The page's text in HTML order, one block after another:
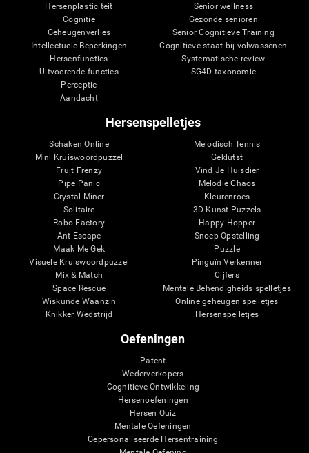
Hersenplasticiteit
Cognitie
Geheugenverlies
Intellectuele Beperkingen
Hersenfuncties
Uitvoerende functies
Perceptie
Aandacht
Senior wellness
Gezonde senioren
Senior Cognitieve Training
Cognitieve staat bij volwassenen
Systematische review
SG4D taxonomie
Hersenspelletjes
Schaken Online
Mini Kruiswoordpuzzel
Fruit Frenzy
Pipe Panic
Crystal Miner
Solitaire
Robo Factory
Ant Escape
Maak Me Gek
Visuele Kruiswoordpuzzel
Mix & Match
Space Rescue
Wiskunde Waanzin
Knikker Wedstrijd
Melodisch Tennis
Geklutst
Vind Je Huisdier
Melodie Chaos
Kleurenroes
3D Kunst Puzzels
Happy Hopper
Snoep Opstelling
Puzzle
Pinguïn Verkenner
Cijfers
Mentale Behendigheids spelletjes
Online geheugen spelletjes
Hersenspelletjes
Oefeningen
Patent
Wederverkopers
Cognitieve Ontwikkeling
Hersenoefeningen
Hersen Quiz
Mentale Oefeningen
Gepersonaliseerde Hersentraining